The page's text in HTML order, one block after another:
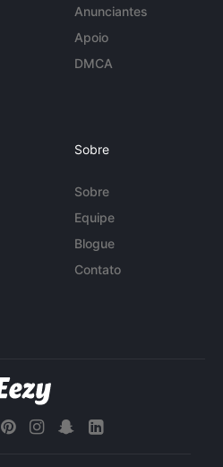
Anunciantes
Apoio
DMCA
Sobre
Sobre
Equipe
Blogue
Contato